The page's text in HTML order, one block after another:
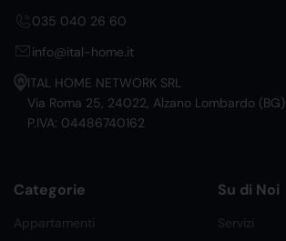
035 040 26 60
info@ital-home.it
ITAL HOME NETWORK SRL
Via Roma 25, 24022, Alzano Lombardo (BG)
P.IVA: 04486740162
Categorie
Appartamenti
Su di Noi
Servizi